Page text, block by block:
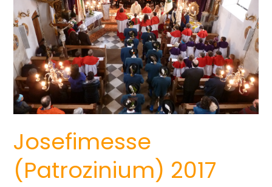
Josefimesse
(Patrozinium) 2017